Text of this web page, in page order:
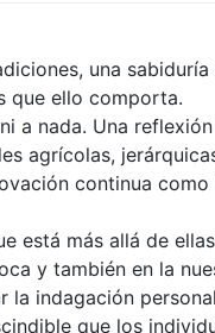
una
que ello comporta.
a nada. Una
agrícolas,
continua como
está más allá de
y también en la
la indagación
que los